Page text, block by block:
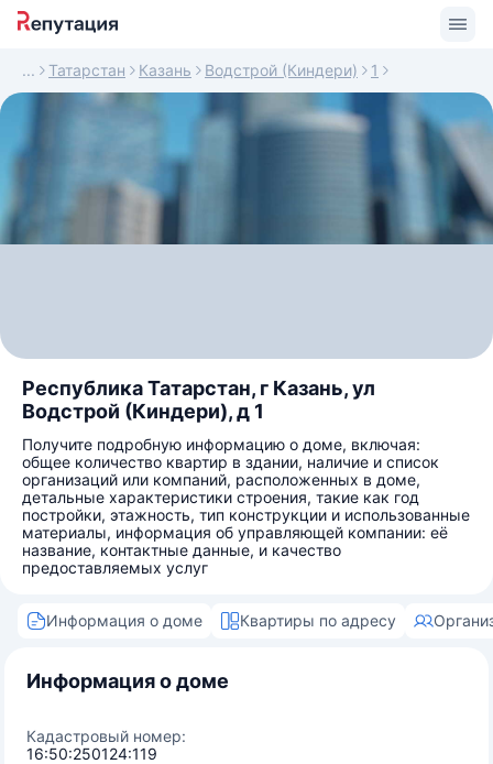
Татарстан Казань Водстрой (Киндери) 1
Республика Татарстан, г Казань, ул
Водстрой (Киндери), д 1
Получите подробную информацию о доме, включая:
общее количество квартир в здании, наличие и список
организаций или компаний, расположенных в доме,
детальные характеристики строения, такие как год
постройки, этажность, тип конструкции и использованные
материалы, информация об управляющей компании: её
название, контактные данные, и качество
предоставляемых услуг
Информация о доме Квартиры по адресу
Информация о доме
Кадастровый номер:
16:50:250124:119